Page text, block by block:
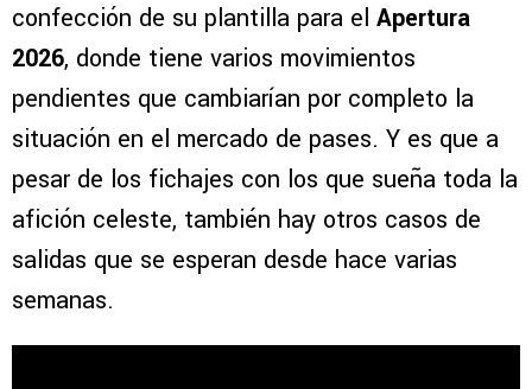
confección de su plantilla para el Apertura
2026, donde tiene varios movimientos
pendientes que cambiarían por completo la
situación en el mercado de pases. Y es que a
pesar de los fichajes con los que sueña toda la
afición celeste, también hay otros casos de
salidas que se esperan desde hace varias
semanas.